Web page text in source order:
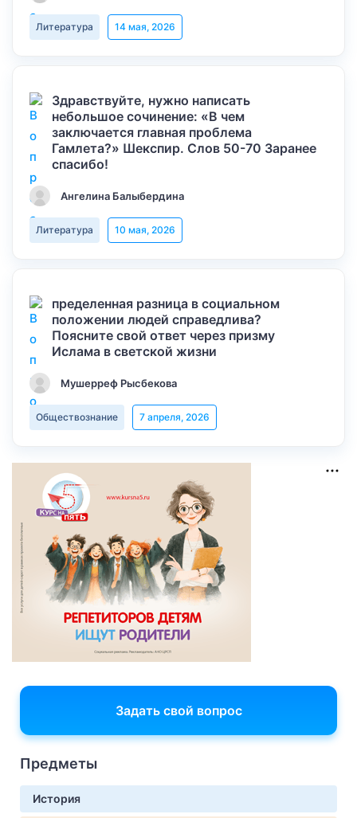
Литература 14 мая, 2026
Здравствуйте, нужно написать
небольшое сочинение: «В чем
заключается главная проблема
Гамлета?» Шекспир. Слов 50-70 Заранее
спасибо!
Ангелина Балыбердина
Литература 10 мая, 2026
пределенная разница в социальном
положении людей справедлива?
Поясните свой ответ через призму
Ислама в светской жизни
Мушерреф Рысбекова
Обществознание 7 апреля, 2026
Задать свой вопрос
Предметы
История